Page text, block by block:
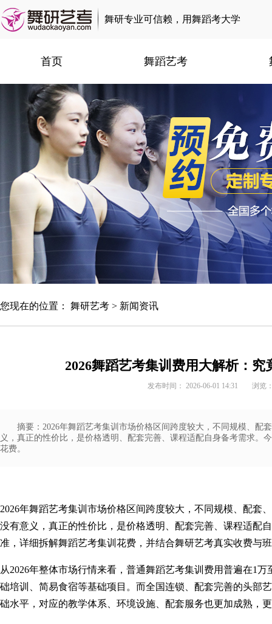
舞研专业可信赖，用舞蹈考大学
首页 舞蹈艺考
您现在的位置： 舞研艺考 > 新闻资讯
2026舞蹈艺考集训费用大解析：
发布时间： 2026-06-01 14:31 浏览
摘要：2026年舞蹈艺考集训市场价格区间跨度较大，不同规模、配
义，真正的性价比，是价格透明、配套完善、课程适配自身备考需求。
花费。
2026年舞蹈艺考集训 市场价格区间跨度较大，不同规模、配套
没有意义，真正的性价比，是价格透明、配套完善、课程适配
准，详细拆解舞蹈艺考集训花费，并结合舞研艺考真实收费与
从2026年整体市场行情来看，普通舞蹈艺考集训费用普遍在1万
础培训、简易食宿等基础项目。而全国连锁、配套完善的头部
础水平，对应的教学体系、环境设施、配套服务也更加成熟，